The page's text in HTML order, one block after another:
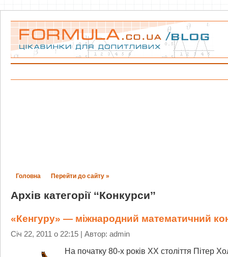
Головна Перейти до сайту »
Архів категорії ‘‘Конкурси’’
«Кенгуру» — міжнародний математичний
Січ 22, 2011 о 22:15 | Автор: admin
На початку 80-х років XX століття Пітер